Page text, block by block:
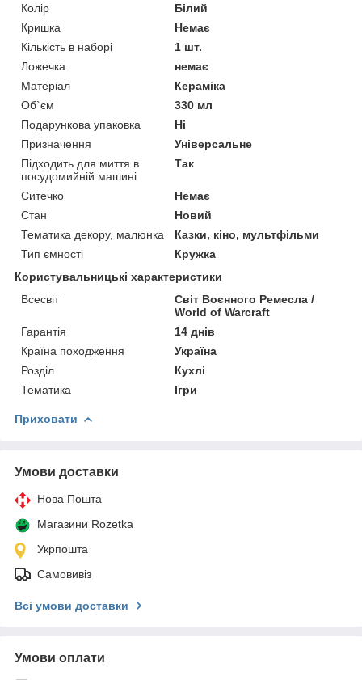
Колір
Білий
Кришка
Немає
Кількість в наборі
1 шт.
Ложечка
немає
Матеріал
Кераміка
Об`єм
330 мл
Подарункова упаковка
Ні
Призначення
Універсальне
Підходить для миття в
посудомийній машині
Так
Ситечко
Немає
Стан
Новий
Тематика декору, малюнка
Казки, кіно, мультфільми
Тип ємності
Кружка
Користувальницькі характеристики
Всесвіт
Світ Воєнного Ремесла /
World of Warcraft
Гарантія
14 днів
Країна походження
Україна
Розділ
Кухлі
Тематика
Ігри
Приховати
Умови доставки
Нова Пошта
Магазини Rozetka
Укрпошта
Самовивіз
Всі умови доставки
Умови оплати